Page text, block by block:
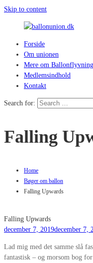
Skip to content
ballonunion.dk
hvad
blæser
Forside
Om unionen
Mere om Ballonflyvning
Medlemsindhold
Kontakt
Search for:
Falling
Home
Bøger om ballon
Falling Upwards
Falling Upwards
december 7, 2019december 7,
Lad mig med det samme slå
fantastisk – og morsom bog